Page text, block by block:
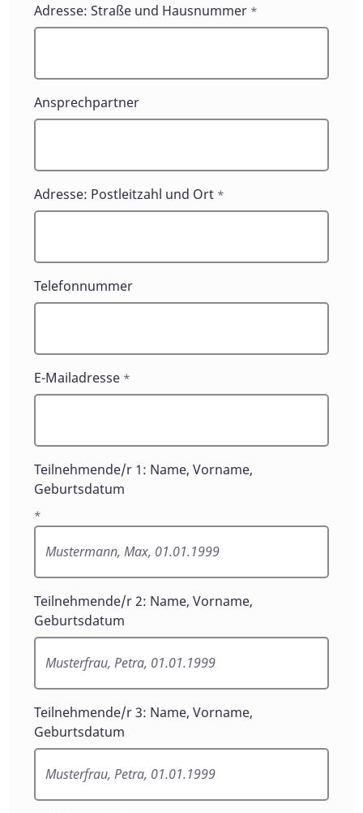
Adresse: Straße und Hausnummer *
Ansprechpartner
Adresse: Postleitzahl und Ort *
Telefonnummer
E-Mailadresse *
Teilnehmende/r 1: Name, Vorname,
Geburtsdatum
*
Teilnehmende/r 2: Name, Vorname,
Geburtsdatum
Teilnehmende/r 3: Name, Vorname,
Geburtsdatum